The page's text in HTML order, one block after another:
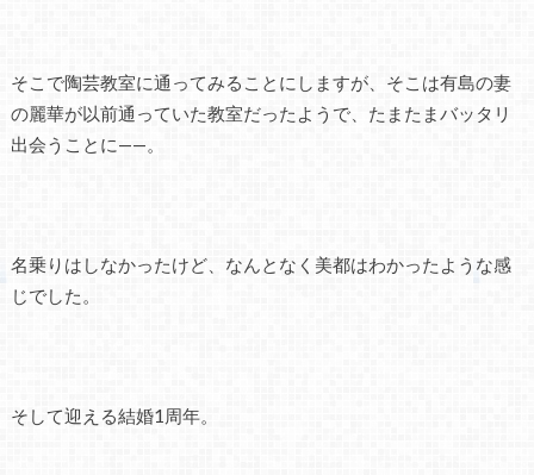
そこで陶芸教室に通ってみることにしますが、そこは有島の妻
の麗華が以前通っていた教室だったようで、たまたまバッタリ
出会うことに——。
名乗りはしなかったけど、なんとなく美都はわかったような感
じでした。
そして迎える結婚1周年。